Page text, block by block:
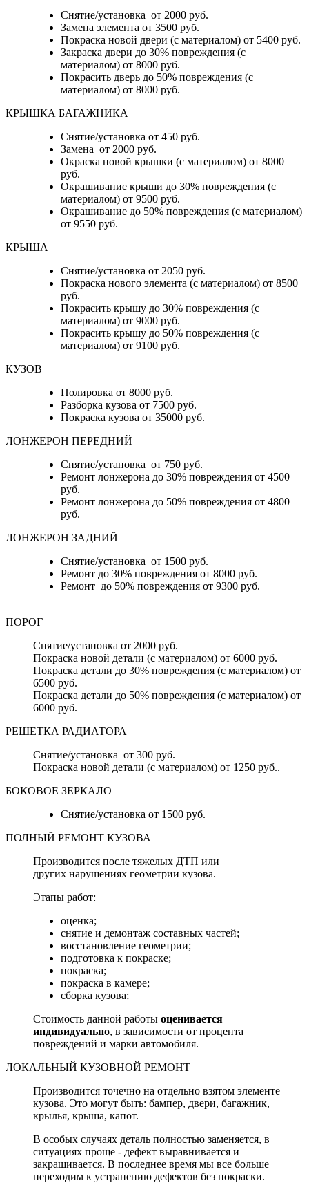
Снятие/установка от 2000 руб.
Замена элемента от 3500 руб.
Покраска новой двери (с материалом) от 5400 руб.
Закраска двери до 30% повреждения (с
материалом) от 8000 руб.
Покрасить дверь до 50% повреждения (с
материалом) от 8000 руб.
КРЫШКА БАГАЖНИКА
Снятие/установка от 450 руб.
Замена от 2000 руб.
Окраска новой крышки (с материалом) от 8000
руб.
Окрашивание крыши до 30% повреждения (с
материалом) от 9500 руб.
Окрашивание до 50% повреждения (с материалом)
от 9550 руб.
КРЫША
Снятие/установка от 2050 руб.
Покраска нового элемента (с материалом) от 8500
руб.
Покрасить крышу до 30% повреждения (с
материалом) от 9000 руб.
Покрасить крышу до 50% повреждения (с
материалом) от 9100 руб.
КУЗОВ
Полировка от 8000 руб.
Разборка кузова от 7500 руб.
Покраска кузова от 35000 руб.
ЛОНЖЕРОН ПЕРЕДНИЙ
Снятие/установка от 750 руб.
Ремонт лонжерона до 30% повреждения от 4500
руб.
Ремонт лонжерона до 50% повреждения от 4800
руб.
ЛОНЖЕРОН ЗАДНИЙ
Снятие/установка от 1500 руб.
Ремонт до 30% повреждения от 8000 руб.
Ремонт до 50% повреждения от 9300 руб.
ПОРОГ
Снятие/установка от 2000 руб.
Покраска новой детали (с материалом) от 6000 руб.
Покраска детали до 30% повреждения (с материалом) от
6500 руб.
Покраска детали до 50% повреждения (с материалом) от
6000 руб.
РЕШЕТКА РАДИАТОРА
Снятие/установка от 300 руб.
Покраска новой детали (с материалом) от 1250 руб..
БОКОВОЕ ЗЕРКАЛО
Снятие/установка от 1500 руб.
ПОЛНЫЙ РЕМОНТ КУЗОВА
Производится после тяжелых ДТП или
других нарушениях геометрии кузова.
Этапы работ:
оценка;
снятие и демонтаж составных частей;
восстановление геометрии;
подготовка к покраске;
покраска;
покраска в камере;
сборка кузова;
Стоимость данной работы оценивается
индивидуально, в зависимости от процента
повреждений и марки автомобиля.
ЛОКАЛЬНЫЙ КУЗОВНОЙ РЕМОНТ
Производится точечно на отдельно взятом элементе
кузова. Это могут быть: бампер, двери, багажник,
крылья, крыша, капот.
В особых случаях деталь полностью заменяется, в
ситуациях проще - дефект выравнивается и
закрашивается. В последнее время мы все больше
переходим к устранению дефектов без покраски.